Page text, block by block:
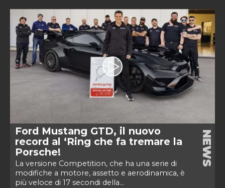
Ford Mustang GTD, il nuovo
record al ‘Ring che fa tremare la
Porsche!
La versione Competition, che ha una serie di
modifiche a motore, assetto e aerodinamica, è
più veloce di 17 secondi della...
NEWS